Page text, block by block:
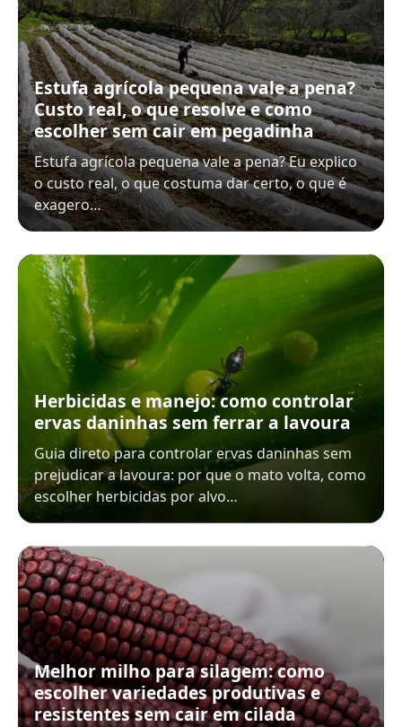
Estufa agrícola pequena vale a pena?
Custo real, o que resolve e como
escolher sem cair em pegadinha
Estufa agrícola pequena vale a pena? Eu explico
o custo real, o que costuma dar certo, o que é
exagero…
Herbicidas e manejo: como controlar
ervas daninhas sem ferrar a lavoura
Guia direto para controlar ervas daninhas sem
prejudicar a lavoura: por que o mato volta, como
escolher herbicidas por alvo…
Melhor milho para silagem: como
escolher variedades produtivas e
resistentes sem cair em cilada